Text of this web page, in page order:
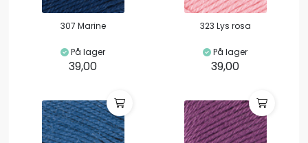
307 Marine
På lager
39,00
323 Lys rosa
På lager
39,00